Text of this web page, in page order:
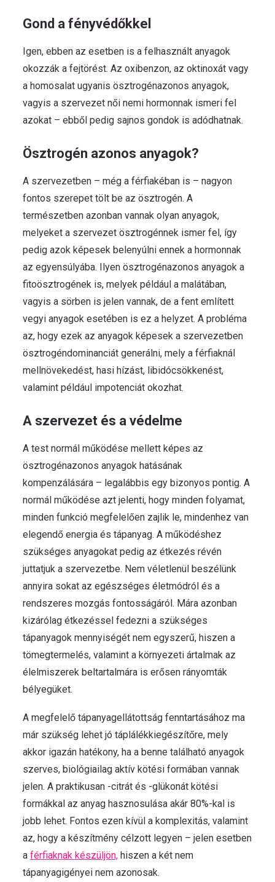
Gond a fényvédőkkel
Igen, ebben az esetben is a felhasznált anyagok
okozzák a fejtörést. Az oxibenzon, az oktinoxát vagy
a homosalat ugyanis ösztrogénazonos anyagok,
vagyis a szervezet női nemi hormonnak ismeri fel
azokat – ebből pedig sajnos gondok is adódhatnak.
Ösztrogén azonos anyagok?
A szervezetben – még a férfiakéban is – nagyon
fontos szerepet tölt be az ösztrogén. A
természetben azonban vannak olyan anyagok,
melyeket a szervezet ösztrogénnek ismer fel, így
pedig azok képesek belenyúlni ennek a hormonnak
az egyensúlyába. Ilyen ösztrogénazonos anyagok a
fitoösztrogének is, melyek például a malátában,
vagyis a sörben is jelen vannak, de a fent említett
vegyi anyagok esetében is ez a helyzet. A probléma
az, hogy ezek az anyagok képesek a szervezetben
ösztrogéndominanciát generálni, mely a férfiaknál
mellnövekedést, hasi hízást, libidócsökkenést,
valamint például impotenciát okozhat.
A szervezet és a védelme
A test normál működése mellett képes az
ösztrogénazonos anyagok hatásának
kompenzálására – legalábbis egy bizonyos pontig. A
normál működése azt jelenti, hogy minden folyamat,
minden funkció megfelelően zajlik le, mindenhez van
elegendő energia és tápanyag. A működéshez
szükséges anyagokat pedig az étkezés révén
juttatjuk a szervezetbe. Nem véletlenül beszélünk
annyira sokat az egészséges életmódról és a
rendszeres mozgás fontosságáról. Mára azonban
kizárólag étkezéssel fedezni a szükséges
tápanyagok mennyiségét nem egyszerű, hiszen a
tömegtermelés, valamint a környezeti ártalmak az
élelmiszerek beltartalmára is erősen rányomták
bélyegüket.
A megfelelő tápanyagellátottság fenntartásához ma
már szükség lehet jó táplálékkiegészítőre, mely
akkor igazán hatékony, ha a benne található anyagok
szerves, biológiailag aktív kötési formában vannak
jelen. A praktikusan -citrát és -glükonát kötési
formákkal az anyag hasznosulása akár 80%-kal is
jobb lehet. Fontos ezen kívül a komplexitás, valamint
az, hogy a készítmény célzott legyen – jelen esetben
a férfiaknak készüljön, hiszen a két nem
tápanyagigényei nem azonosak.